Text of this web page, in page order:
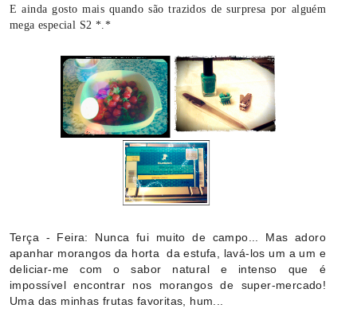
E ainda gosto mais quando são trazidos de surpresa por alguém
mega especial S2 *.*
Terça - Feira: Nunca fui muito de campo... Mas adoro
apanhar morangos da horta da estufa, lavá-los um a um e
deliciar-me com o sabor natural e intenso que é
impossível encontrar nos morangos de super-mercado!
Uma das minhas frutas favoritas, hum...